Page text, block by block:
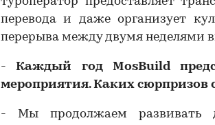
перевода и даже организует
перерыва между двумя неделями
-Каждый год MosBuild
мероприятия. Каких сюрпризов
- Мы продолжаем развивать